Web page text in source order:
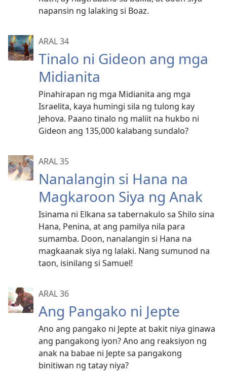
napansin ng lalaking si Boaz.
ARAL 34
Tinalo ni Gideon ang mga
Midianita
Pinahirapan ng mga Midianita ang mga
Israelita, kaya humingi sila ng tulong kay
Jehova. Paano tinalo ng maliit na hukbo ni
Gideon ang 135,000 kalabang sundalo?
ARAL 35
Nanalangin si Hana na
Magkaroon Siya ng Anak
Isinama ni Elkana sa tabernakulo sa Shilo sina
Hana, Penina, at ang pamilya nila para
sumamba. Doon, nanalangin si Hana na
magkaanak siya ng lalaki. Nang sumunod na
taon, isinilang si Samuel!
ARAL 36
Ang Pangako ni Jepte
Ano ang pangako ni Jepte at bakit niya ginawa
ang pangakong iyon? Ano ang reaksiyon ng
anak na babae ni Jepte sa pangakong
binitiwan ng tatay niya?